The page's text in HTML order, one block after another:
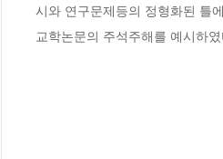
시와 연구문제등의 정형화된 틀
교학논문의 주석주해를 예시하였